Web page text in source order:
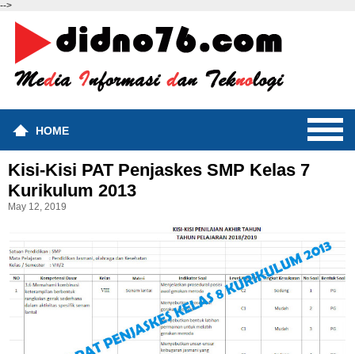
-->
HOME
Kisi-Kisi PAT Penjaskes SMP Kelas 7
Kurikulum 2013
May 12, 2019